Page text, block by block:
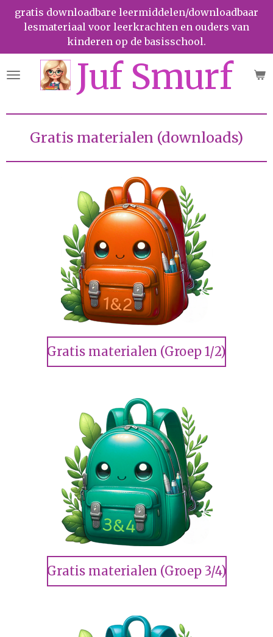
Ga
direct
de
hoofdinhoud
Juf Smurf
gratis downloadbare leermiddelen/downloadbaar
lesmateriaal voor leerkrachten en ouders van
kinderen op de basisschool.
Gratis materialen (downloads)
Gratis materialen (Groep 1/2)
Gratis materialen (Groep 3/4)